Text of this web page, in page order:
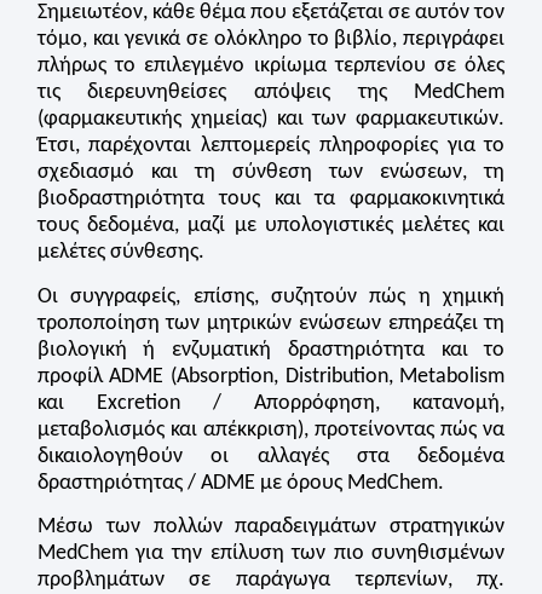
Σημειωτέον, κάθε θέμα που εξετάζεται σε αυτόν τον
τόμο, και γενικά σε ολόκληρο το βιβλίο, περιγράφει
πλήρως το επιλεγμένο ικρίωμα τερπενίου σε όλες
τις διερευνηθείσες απόψεις της MedChem
(φαρμακευτικής χημείας) και των φαρμακευτικών.
Έτσι, παρέχονται λεπτομερείς πληροφορίες για το
σχεδιασμό και τη σύνθεση των ενώσεων, τη
βιοδραστηριότητα τους και τα φαρμακοκινητικά
τους δεδομένα, μαζί με υπολογιστικές μελέτες και
μελέτες σύνθεσης.
Οι συγγραφείς, επίσης, συζητούν πώς η χημική
τροποποίηση των μητρικών ενώσεων επηρεάζει τη
βιολογική ή ενζυματική δραστηριότητα και το
προφίλ ADME (Absorption, Distribution, Metabolism
και
Excretion / Απορρόφηση, κατανομή,
μεταβολισμός και απέκκριση), προτείνοντας πώς να
δικαιολογηθούν οι αλλαγές στα δεδομένα
δραστηριότητας / ADME με όρους MedChem.
Μέσω των πολλών παραδειγμάτων στρατηγικών
MedChem για την επίλυση των πιο συνηθισμένων
προβλημάτων σε παράγωγα τερπενίων, πχ.